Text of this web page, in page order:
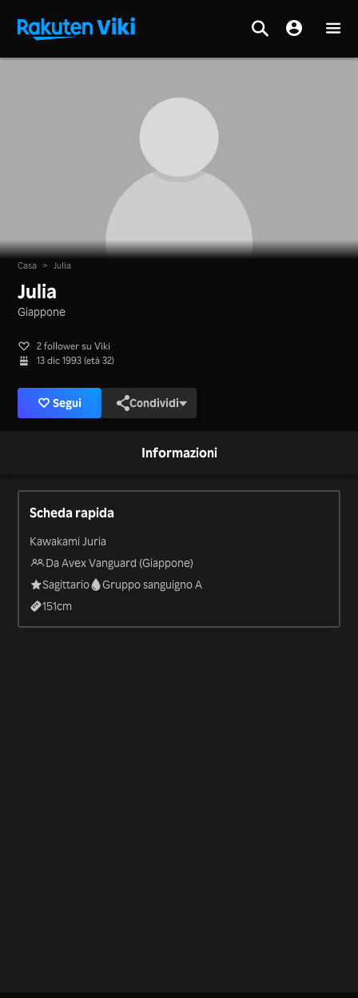
Casa > Julia
Julia
Giappone
2 follower su Viki
13 dic 1993 (età 32)
Segui Condividi
Informazioni
Scheda rapida
Kawakami Juria
Da Avex Vanguard (Giappone)
Sagittario
Gruppo sanguigno A
151cm